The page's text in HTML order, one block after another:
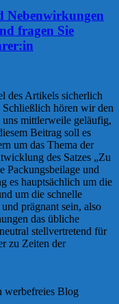
Nebenwirkungen
fragen Sie
des Artikels sicherlich
hören wir den
uns mittlerweile geläufig,
Beitrag soll es
um das Thema der
des Satzes „Zu
Packungsbeilage und
es hauptsächlich um die
um die schnelle
prägnant sein, also
das übliche
stellvertretend für
zu Zeiten der